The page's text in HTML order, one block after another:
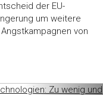
der EU-
um weitere
von